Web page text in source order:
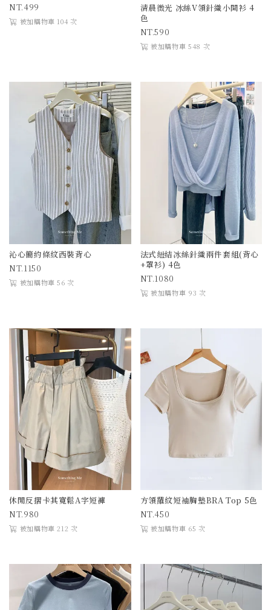
499
被加購物車 104 次
清晨微光 冰絲V領針織小開衫 4
色
590
被加購物車 548 次
沁心簡約條紋西裝背心
1150
被加購物車 56 次
法式紐結冰絲針織兩件套組(背心
+罩衫) 4色
1080
被加購物車 93 次
休閒反摺卡其寬鬆A字短褲
980
被加購物車 212 次
方領羅紋短袖胸墊BRA Top 5色
450
被加購物車 65 次